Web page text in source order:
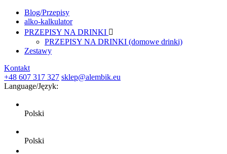
Blog/Przepisy
alko-kalkulator
PRZEPISY NA DRINKI 
PRZEPISY NA DRINKI (domowe drinki)
Zestawy
Kontakt
+48 607 317 327 sklep@alembik.eu
Language/Język:
Polski
Polski